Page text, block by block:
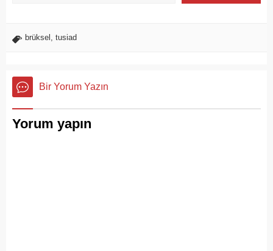
brüksel , tusiad
Bir Yorum Yazın
Yorum yapın